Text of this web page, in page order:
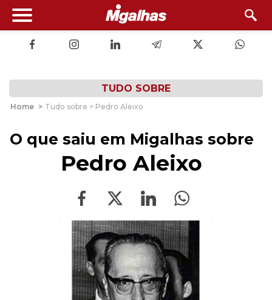
TUDO SOBRE
Home > Tudo sobre > Pedro Aleixo
O que saiu em Migalhas sobre
Pedro Aleixo